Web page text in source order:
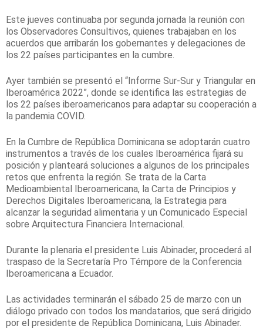
Este jueves continuaba por segunda jornada la reunión con
los Observadores Consultivos, quienes trabajaban en los
acuerdos que arribarán los gobernantes y delegaciones de
los 22 países participantes en la cumbre.
Ayer también se presentó el “Informe Sur-Sur y Triangular en
Iberoamérica 2022”, donde se identifica las estrategias de
los 22 países iberoamericanos para adaptar su cooperación a
la pandemia COVID.
En la Cumbre de República Dominicana se adoptarán cuatro
instrumentos a través de los cuales Iberoamérica fijará su
posición y planteará soluciones a algunos de los principales
retos que enfrenta la región. Se trata de la Carta
Medioambiental Iberoamericana, la Carta de Principios y
Derechos Digitales Iberoamericana, la Estrategia para
alcanzar la seguridad alimentaria y un Comunicado Especial
sobre Arquitectura Financiera Internacional.
Durante la plenaria el presidente Luis Abinader, procederá al
traspaso de la Secretaría Pro Témpore de la Conferencia
Iberoamericana a Ecuador.
Las actividades terminarán el sábado 25 de marzo con un
diálogo privado con todos los mandatarios, que será dirigido
por el presidente de República Dominicana, Luis Abinader.